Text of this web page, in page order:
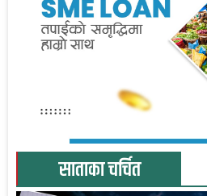
साताका चर्चित